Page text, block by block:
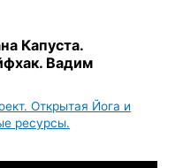
Капуста.
Вадим
Открытая Йога и
ресурсы.